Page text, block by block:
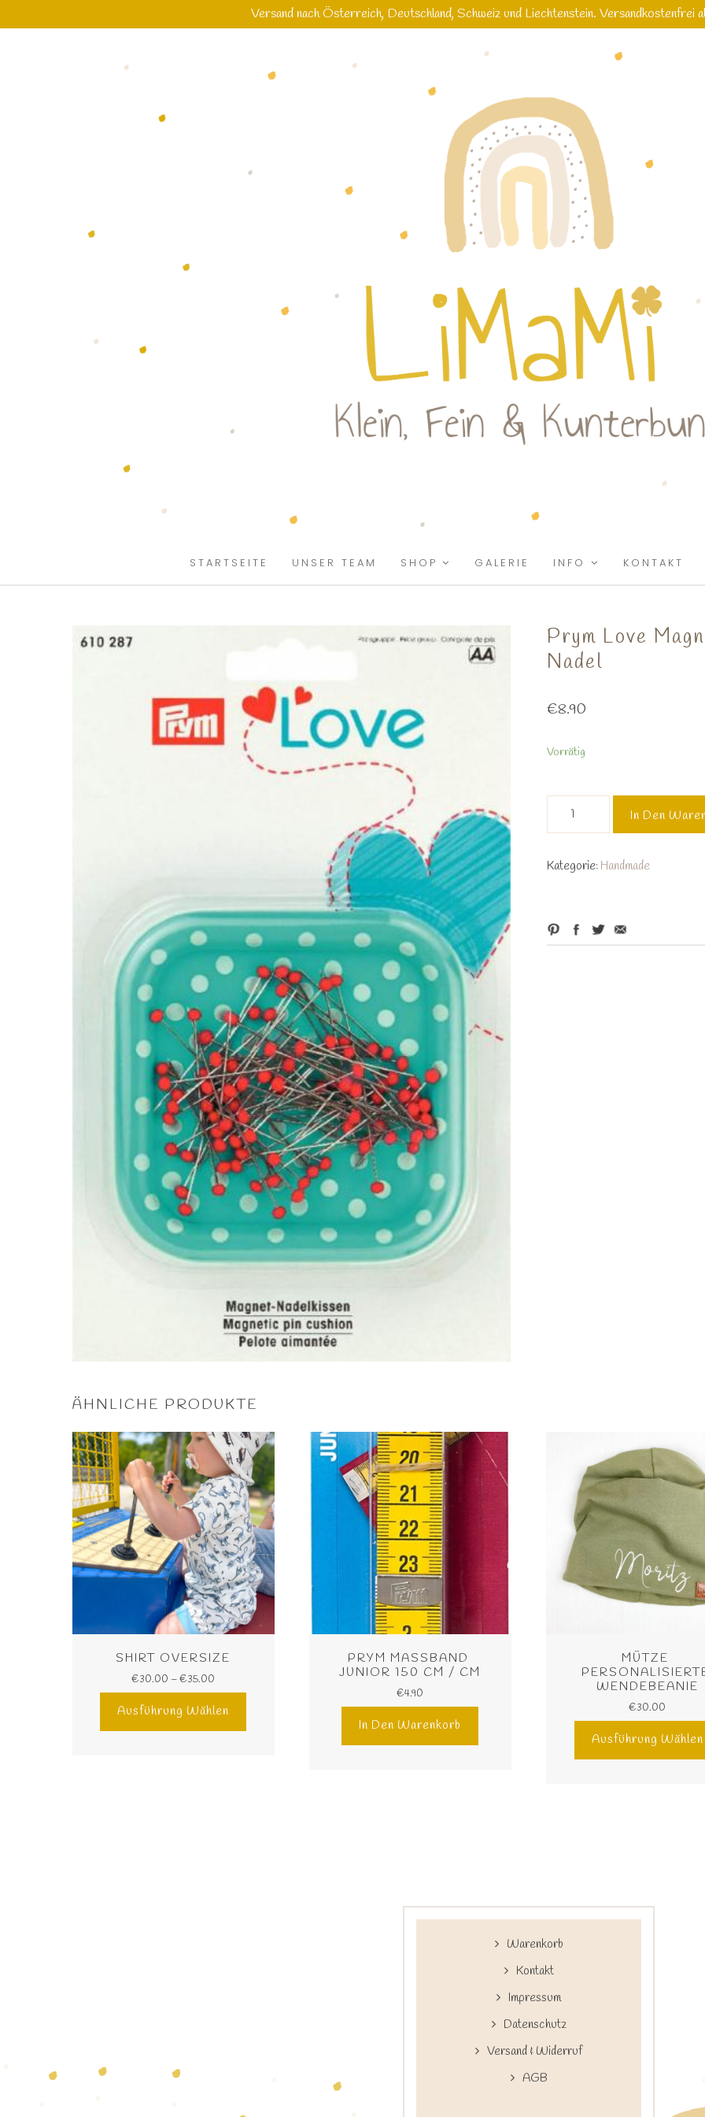
STARTSEITE
UNSER TEAM SHOP GALERIE INFO KONTAKT
Prym Love
Nadel
€8.90
Vorrätig
+
Nadel
In Den
Kategorie: Handmade
ÄHNLICHE PRODUKTE
SHIRT OVERSIZE
€30.00 –€35.00
Ausführung Wählen
PRYM MASSBAND J
UNIOR 150 CM / CM
€4.90
In Den Warenkorb
MÜTZE
WENDEBEANIE
€30.00
Ausführung Wählen
Warenkorb
Kontakt
Impressum
Datenschutz
Versand & Widerruf
AGB
Versand nach Österreich, Deutschland, Schweiz und Liechtenstein. Versandkostenfrei